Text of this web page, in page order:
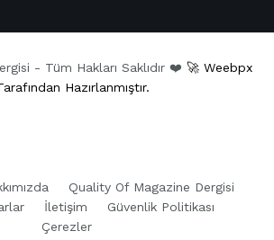
- Tüm Hakları Saklıdır ❤️ 🚀 Weebpx
Hazırlanmıştır.
Quality Of Magazine Dergisi
İletişim
Güvenlik Politikası
Çerezler